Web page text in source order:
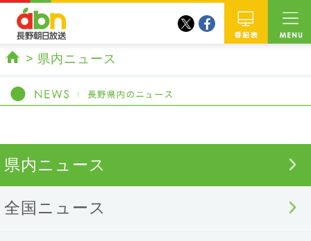
twitterfacebook
県内ニュース
県内ニュース
全国ニュース